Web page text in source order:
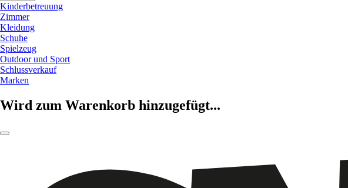
Kinderbetreuung
Zimmer
Kleidung
Schuhe
Spielzeug
Outdoor und Sport
Schlussverkauf
Marken
Wird zum Warenkorb hinzugefügt...